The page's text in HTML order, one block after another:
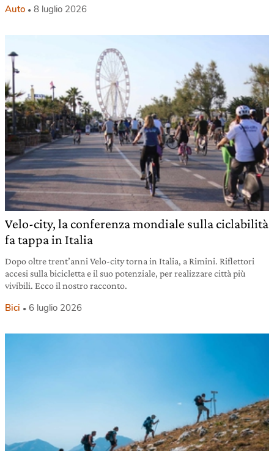
Auto 8 luglio 2026
Velo-city, la conferenza mondiale sulla ciclabilità
fa tappa in Italia
Dopo oltre trent’anni Velo-city torna in Italia, a Rimini. Riflettori
accesi sulla bicicletta e il suo potenziale, per realizzare città più
vivibili. Ecco il nostro racconto.
Bici 6 luglio 2026